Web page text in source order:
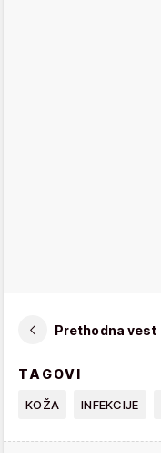
Prethodna vest
TAGOVI
KOŽA INFEKCIJE